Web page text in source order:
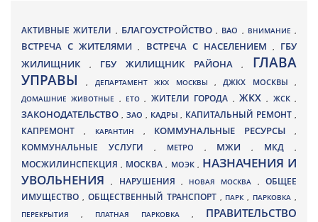
АКТИВНЫЕ ЖИТЕЛИ , БЛАГОУСТРОЙСТВО , ВАО , ВНИМАНИЕ ,
ВСТРЕЧА С ЖИТЕЛЯМИ, ВСТРЕЧА С НАСЕЛЕНИЕМ , ГБУ
ЖИЛИЩНИК
, ГБУ ЖИЛИЩНИК РАЙОНА, ГЛАВА
УПРАВЫ, ДЕПАРТАМЕНТ ЖКХ МОСКВЫ ,ДЖКХ МОСКВЫ ,
ДОМАШНИЕ ЖИВОТНЫЕ , ЕТО, ЖИТЕЛИ ГОРОДА , ЖКХ, ЖСК,
ЗАКОНОДАТЕЛЬСТВО , ЗАО , КАДРЫ, КАПИТАЛЬНЫЙ РЕМОНТ ,
КАПРЕМОНТ , КАРАНТИН , КОММУНАЛЬНЫЕ РЕСУРСЫ,
КОММУНАЛЬНЫЕ УСЛУГИ , МЕТРО , МЖИ, МКД ,
МОСЖИЛИНСПЕКЦИЯ, МОСКВА , МОЭК , НАЗНАЧЕНИЯ И
УВОЛЬНЕНИЯ, НАРУШЕНИЯ , НОВАЯ МОСКВА ,ОБЩЕЕ
ИМУЩЕСТВО , ОБЩЕСТВЕННЫЙ ТРАНСПОРТ , ПАРК, ПАРКОВКА ,
ПЕРЕКРЫТИЯ , ПЛАТНАЯ ПАРКОВКА , ПРАВИТЕЛЬСТВО